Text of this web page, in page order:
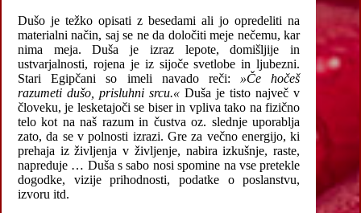
Dušo je težko opisati z besedami ali jo opredeliti na
materialni način, saj se ne da določiti meje nečemu, kar
nima meja. Duša je izraz lepote, domišljije in
ustvarjalnosti, rojena je iz sijoče svetlobe in ljubezni.
Stari Egipčani so imeli navado reči: »Če hočeš
razumeti dušo, prisluhni srcu.« Duša je tisto največ v
človeku, je lesketajoči se biser in vpliva tako na fizično
telo kot na naš razum in čustva oz. slednje uporablja
zato, da se v polnosti izrazi. Gre za večno energijo, ki
prehaja iz življenja v življenje, nabira izkušnje, raste,
napreduje … Duša s sabo nosi spomine na vse pretekle
dogodke, vizije prihodnosti, podatke o poslanstvu,
izvoru itd.